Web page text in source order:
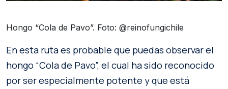
Hongo “Cola de Pavo”. Foto: @reinofungichile
En esta ruta es probable que puedas observar el
hongo “Cola de Pavo”, el cual ha sido reconocido
por ser especialmente potente y que está